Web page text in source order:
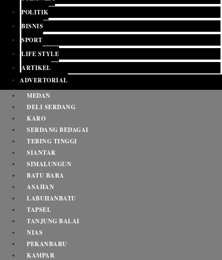
POLITIK
BISNIS
SPORT
LIFE STYLE
ARTIKEL
ADVERTORIAL
MEDAN
DELI SERDANG
KARO
SERDANG BEDAGAI
TEBING TINGGI
SIANTAR
SIMALUNGUN
BATU BARA
ASAHAN
LABUHANBATU
TAPSEL
TANJUNG BALAI
NIAS
PEKANBARU
KAMPAR